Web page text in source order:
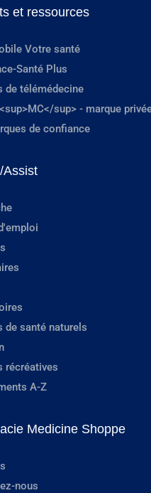
et ressources
Votre santé
Santé Plus
de télémédecine
sup> - marque
de confiance
Assist
de santé naturels
récréatives
A-Z
Medicine Shoppe
nous